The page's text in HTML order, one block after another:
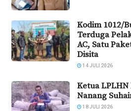
Kodim 1012/
Terduga
AC, Satu
Disita
14 JULI 2026
Ketua
Nanang
18 JULI 2026